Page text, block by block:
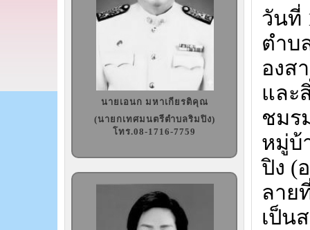
นายเอนก มหาเกียรติคุณ
(นายกเทศมนตรีตำบลริมปิง)
โทร.08-1716-7759
วันที่
ตำบ
องส
และ
ชมร
หมู่บ้
ปิง (
ลาย
เป็น